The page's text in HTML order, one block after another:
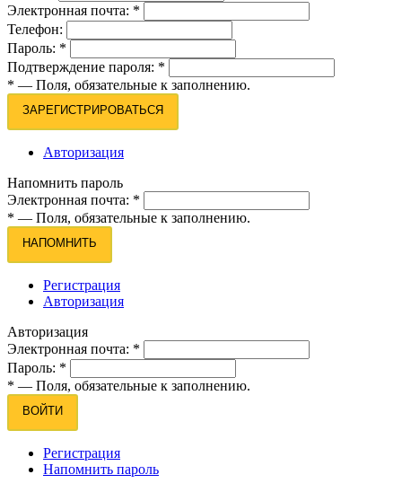
Электронная почта: *
Телефон:
Пароль: *
Подтверждение пароля: *
* — Поля, обязательные к заполнению.
ЗАРЕГИСТРИРОВАТЬСЯ
Авторизация
Напомнить пароль
Электронная почта: *
* — Поля, обязательные к заполнению.
НАПОМНИТЬ
Регистрация
Авторизация
Авторизация
Электронная почта: *
Пароль: *
* — Поля, обязательные к заполнению.
ВОЙТИ
Регистрация
Напомнить пароль